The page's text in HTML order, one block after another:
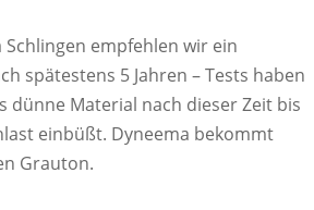
Schlingen empfehlen wir ein
spätestens 5 Jahren – Tests haben
dünne Material nach dieser Zeit bis
einbüßt. Dyneema bekommt
Grauton.